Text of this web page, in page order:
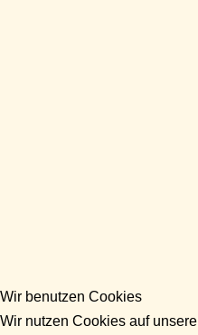
Wir benutzen Cookies
Wir nutzen Cookies auf